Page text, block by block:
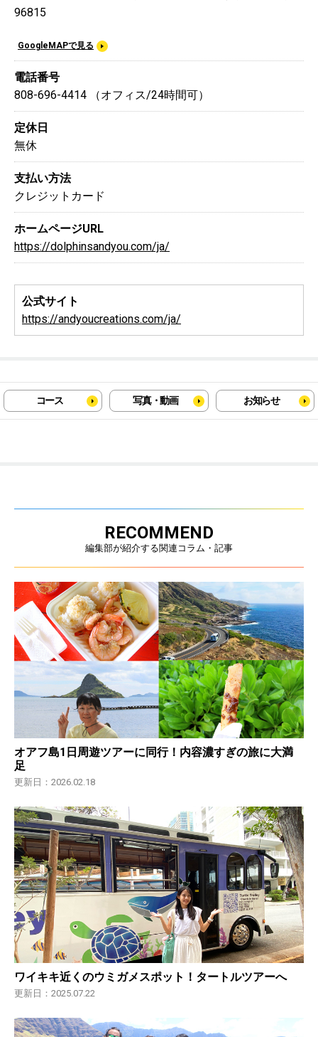
96815
GoogleMAPで見る
電話番号
808-696-4414 （オフィス/24時間可）
定休日
無休
支払い方法
クレジットカード
ホームページURL
https://dolphinsandyou.com/ja/
公式サイト
https://andyoucreations.com/ja/
コース 写真・動画 お知らせ
RECOMMEND
編集部が紹介する関連コラム・記事
オアフ島1日周遊ツアーに同行！内容濃すぎの旅に大満
足
更新日：2026.02.18
ワイキキ近くのウミガメスポット！タートルツアーへ
更新日：2025.07.22